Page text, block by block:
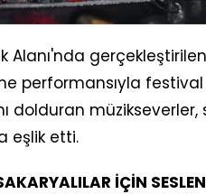
Alanı'nda
performansıyla
dolduran müzikseverler,
eşlik etti.
İÇİN